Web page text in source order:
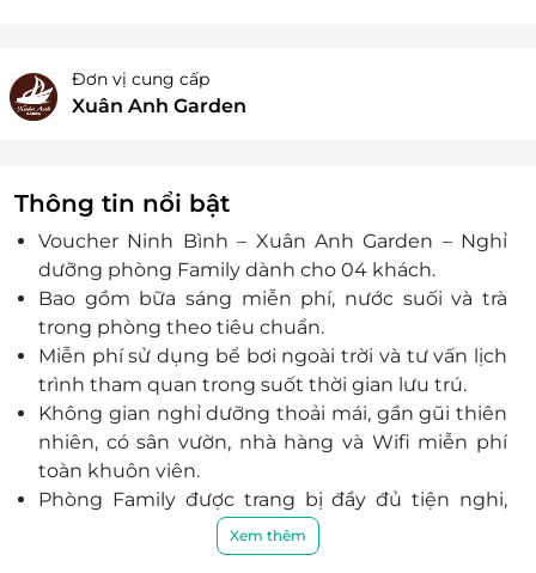
Đơn vị cung cấp
Xuân Anh Garden
Thông tin nổi bật
Voucher Ninh Bình – Xuân Anh Garden – Nghỉ
dưỡng phòng Family dành cho 04 khách.
Bao gồm bữa sáng miễn phí, nước suối và trà
trong phòng theo tiêu chuẩn.
Miễn phí sử dụng bể bơi ngoài trời và tư vấn lịch
trình tham quan trong suốt thời gian lưu trú.
Không gian nghỉ dưỡng thoải mái, gần gũi thiên
nhiên, có sân vườn, nhà hàng và Wifi miễn phí
toàn khuôn viên.
Phòng Family được trang bị đầy đủ tiện nghi,
phù hợp cho gia đình hoặc nhóm bạn nghỉ
Xem thêm